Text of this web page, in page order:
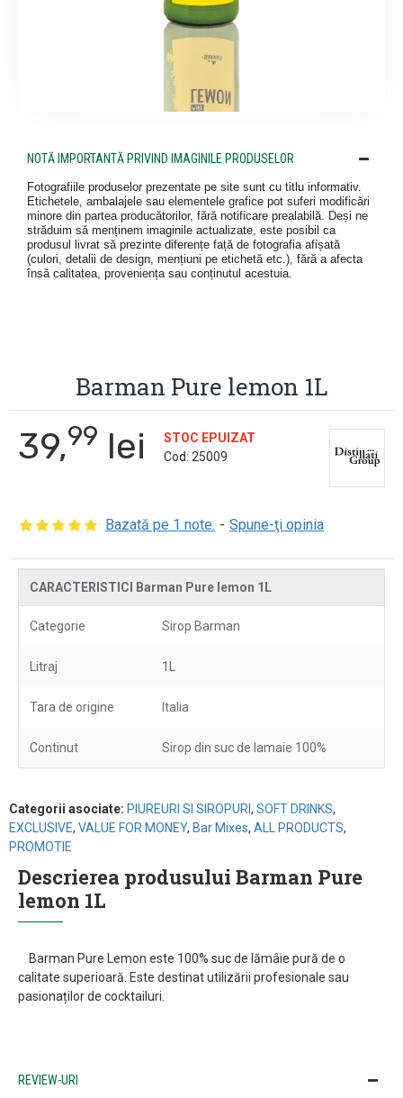
NOTĂ IMPORTANTĂ PRIVIND IMAGINILE PRODUSELOR
Fotografiile produselor prezentate pe site sunt cu titlu informativ.
Etichetele, ambalajele sau elementele grafice pot suferi modificări
minore din partea producătorilor, fără notificare prealabilă. Deși ne
străduim să menținem imaginile actualizate, este posibil ca
produsul livrat să prezinte diferențe față de fotografia afișată
(culori, detalii de design, mențiuni pe etichetă etc.), fără a afecta
însă calitatea, proveniența sau conținutul acestuia.
Barman Pure lemon 1L
Bazată pe 1 note. - Spune-ţi opinia
39,99 lei
STOC EPUIZAT
Cod: 25009
CARACTERISTICI Barman Pure lemon 1L
Categorie Sirop Barman
Litraj 1L
Tara de origine Italia
Continut Sirop din suc de lamaie 100%
Categorii asociate: PIUREURI SI SIROPURI, SOFT DRINKS,
EXCLUSIVE, VALUE FOR MONEY, Bar Mixes, ALL PRODUCTS,
PROMOTIE
Descrierea produsului Barman Pure
lemon 1L
Barman Pure Lemon este 100% suc de lămâie pură de o
calitate superioară. Este destinat utilizării profesionale sau
pasionaților de cocktailuri.
REVIEW-URI